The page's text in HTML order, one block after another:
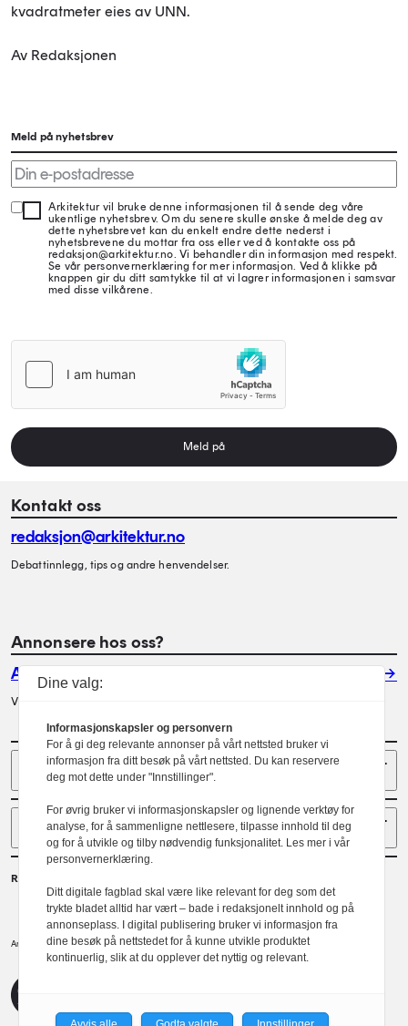
kvadratmeter eies av UNN.
Av Redaksjonen
Meld på nyhetsbrev
Arkitektur vil bruke denne informasjonen til å sende deg våre
ukentlige nyhetsbrev. Om du senere skulle ønske å melde deg av
dette nyhetsbrevet kan du enkelt endre dette nederst i
nyhetsbrevene du mottar fra oss eller ved å kontakte oss på
redaksjon@arkitektur.no. Vi behandler din informasjon med respekt.
Se vår personvernerklæring for mer informasjon. Ved å klikke på
knappen gir du ditt samtykke til at vi lagrer informasjonen i samsvar
med disse vilkårene.
Meld på
Kontakt oss
redaksjon@arkitektur.no
Debattinnlegg, tips og andre henvendelser.
Annonsere hos oss?
Annonser
Vil du annonsere i Arkitektur? Les mer her.
Sider
Følg oss
Redaktør
Gaute Brochmann
Arkitektur er et tidsskrift utgitt avNorske arkitekters landsforbund.
NAL
Dine valg:
Informasjonskapsler og personvern
For å gi deg relevante annonser på vårt nettsted bruker vi
informasjon fra ditt besøk på vårt nettsted. Du kan reservere
deg mot dette under "Innstillinger".
For øvrig bruker vi informasjonskapsler og lignende verktøy for
analyse, for å sammenligne nettlesere, tilpasse innhold til deg
og for å utvikle og tilby nødvendig funksjonalitet. Les mer i vår
personvernerklæring.
Ditt digitale fagblad skal være like relevant for deg som det
trykte bladet alltid har vært – bade i redaksjonelt innhold og på
annonseplass. I digital publisering bruker vi informasjon fra
dine besøk på nettstedet for å kunne utvikle produktet
kontinuerlig, slik at du opplever det nyttig og relevant.